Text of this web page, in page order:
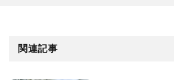
関連記事